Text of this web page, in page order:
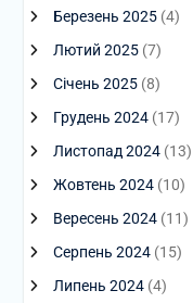
Березень 2025(4)
Лютий 2025(7)
Січень 2025(8)
Грудень 2024(17)
Листопад 2024(13)
Жовтень 2024(10)
Вересень 2024(11)
Серпень 2024(15)
Липень 2024(4)